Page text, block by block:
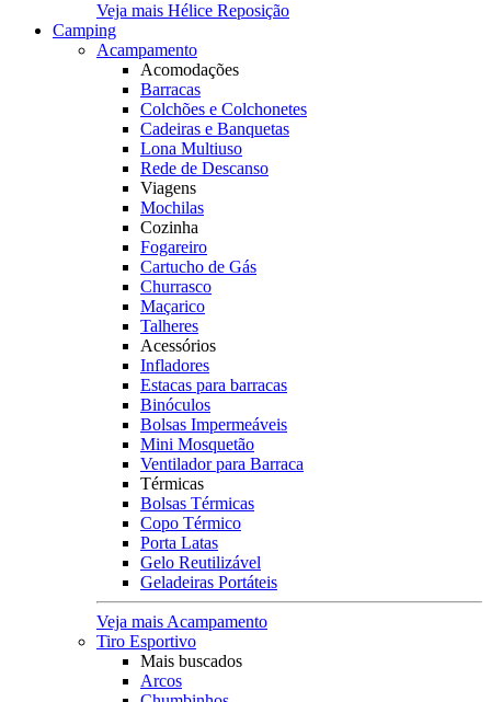
Veja mais Hélice Reposição
Camping
Acampamento
Acomodações
Barracas
Colchões e Colchonetes
Cadeiras e Banquetas
Lona Multiuso
Rede de Descanso
Viagens
Mochilas
Cozinha
Fogareiro
Cartucho de Gás
Churrasco
Maçarico
Talheres
Acessórios
Infladores
Estacas para barracas
Binóculos
Bolsas Impermeáveis
Mini Mosquetão
Ventilador para Barraca
Térmicas
Bolsas Térmicas
Copo Térmico
Porta Latas
Gelo Reutilizável
Geladeiras Portáteis
Veja mais Acampamento
Tiro Esportivo
Mais buscados
Arcos